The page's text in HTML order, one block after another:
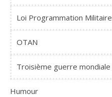
Loi Programmation Militaire
OTAN
Troisième guerre mondiale
Humour